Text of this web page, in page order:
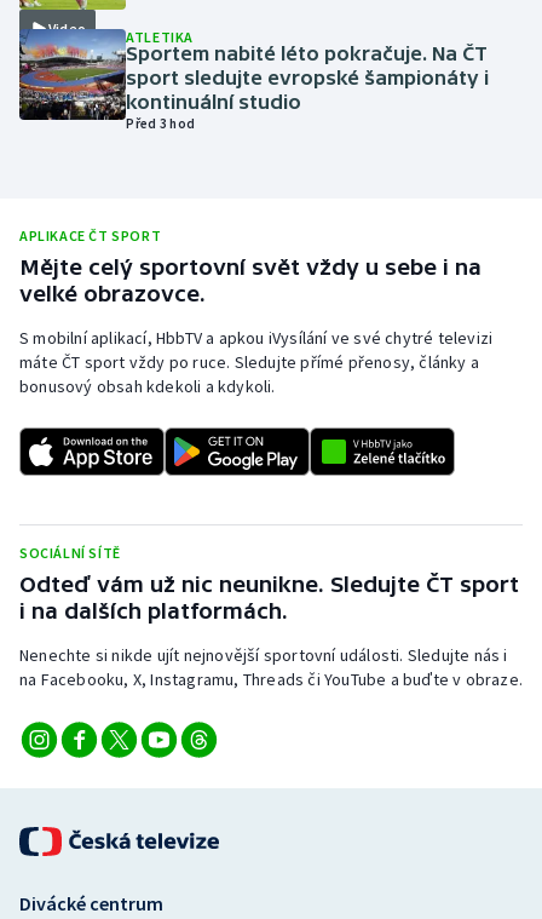
Olympijské hry
Parasport
Ragby
Rychlobruslení
Rychlostní kanoistika
Short track
Sportovní střelba
Stolní tenis
Triatlon
Veslování
Ostatní
Video ATLETIKA
Sportem nabité léto pokračuje. Na ČT
sport sledujte evropské šampionáty i
kontinuální studio
Před 3 hod
APLIKACE ČT SPORT
Mějte celý sportovní svět vždy u sebe i na
velké obrazovce.
S mobilní aplikací, HbbTV a apkou iVysílání ve své chytré televizi
máte ČT sport vždy po ruce. Sledujte přímé přenosy, články a
bonusový obsah kdekoli a kdykoli.
SOCIÁLNÍ SÍTĚ
Odteď vám už nic neunikne. Sledujte ČT sport
i na dalších platformách.
Nenechte si nikde ujít nejnovější sportovní události. Sledujte nás i
na Facebooku, X, Instagramu, Threads či YouTube a buďte v obraze.
Divácké centrum